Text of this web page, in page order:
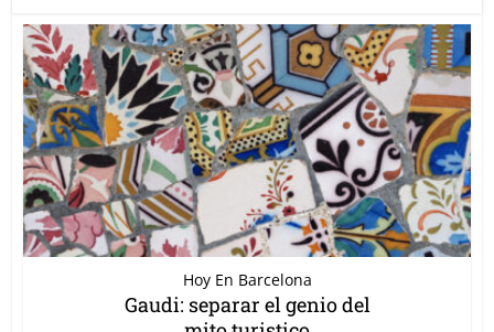
Hoy En Barcelona
Gaudi: separar el genio del